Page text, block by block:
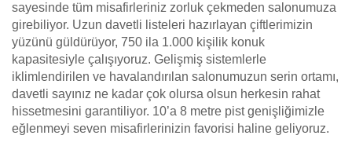
sayesinde tüm misafirleriniz zorluk çekmeden salonumuza
girebiliyor. Uzun davetli listeleri hazırlayan çiftlerimizin
yüzünü güldürüyor, 750 ila 1.000 kişilik konuk
kapasitesiyle çalışıyoruz. Gelişmiş sistemlerle
iklimlendirilen ve havalandırılan salonumuzun serin ortamı,
davetli sayınız ne kadar çok olursa olsun herkesin rahat
hissetmesini garantiliyor. 10’a 8 metre pist genişliğimizle
eğlenmeyi seven misafirlerinizin favorisi haline geliyoruz.